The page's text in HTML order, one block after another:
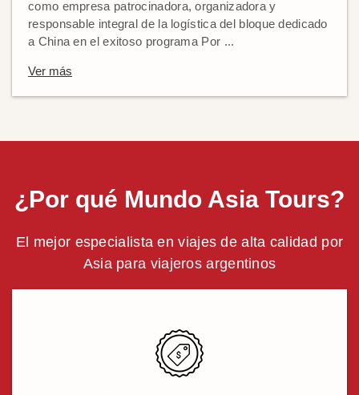
como empresa patrocinadora, organizadora y
responsable integral de la logística del bloque dedicado
a China en el exitoso programa Por ...
Ver más
¿Por qué Mundo Asia Tours?
El mejor especialista en viajes de alta calidad por
Asia para viajeros argentinos